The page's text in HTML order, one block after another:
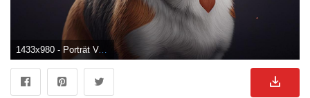
1433x980 - Porträt Von Ein Süß Hund Auf Ein Dunkel Hintergrund Mit Herzen. Generativ Ai 22255691 Stock Photo Bei Vecteezy. Süße Hunde Hintergrund .